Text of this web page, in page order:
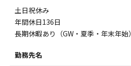
土日祝休み
年間休日136日
長期休暇あり（GW・夏季・年末年始）
勤務先名